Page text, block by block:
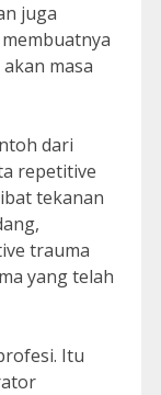
juga
masa
dari
repetitive
tekanan
trauma
yang telah
Itu